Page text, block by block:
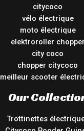
citycoco
vélo électrique
moto électrique
elektroroller chopper
city coco
chopper citycoco
meilleur scooter
Our
Trottinettes